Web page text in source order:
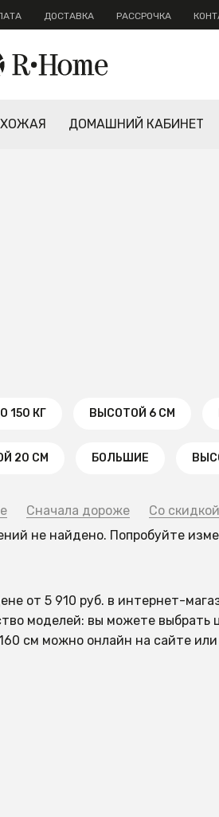
ДОСТАВКА РАССРОЧКА
ДОМАШНИЙ КАБИНЕТ
150 КГ ВЫСОТОЙ 6 СМ
20 СМ БОЛЬШИЕ
Сначала дороже Со скидкой
не найдено. Попробуйте
от 5 910 руб. в интернет-
моделей: вы можете выбрать
см можно онлайн на сайте